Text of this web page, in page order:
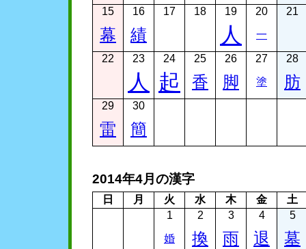
15
幕
16
績
17 18 19
人
20
一
21
22 23
人
24
起
25
香
26
脚
27
塗
28
肪
29
雷
30
簡
2014年4月の漢字
日 月 火 水 木 金
土
1
婚
2
換
3
雨
4
退
5
墓